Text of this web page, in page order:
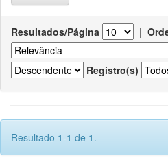
Resultados/Página |
Registro(s)
Resultado 1-1 de 1.